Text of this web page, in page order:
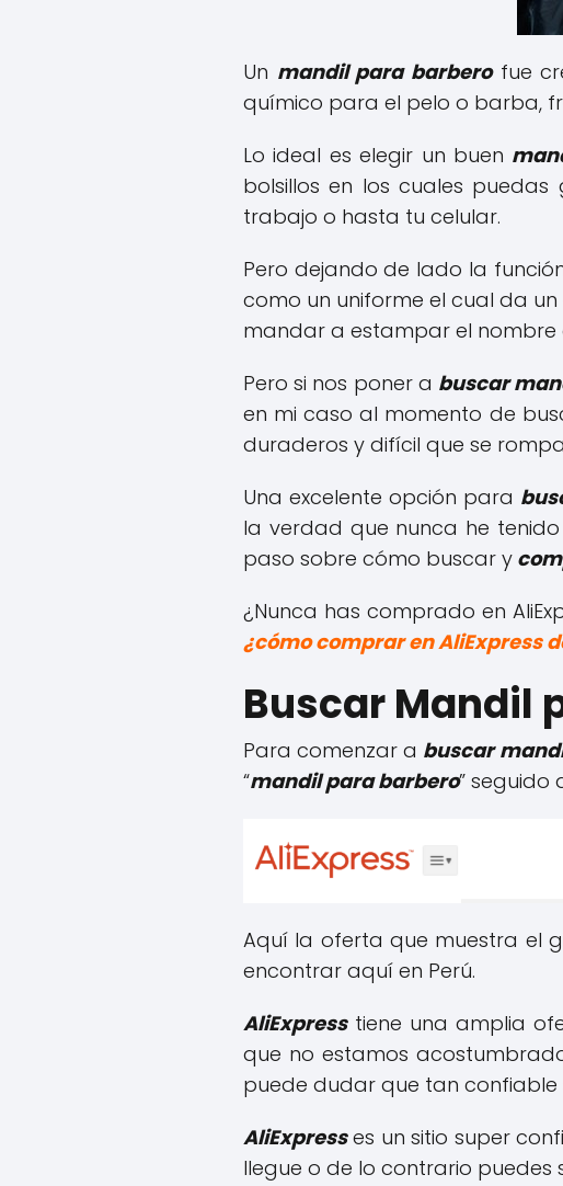
Un mandil para barberofue
químico para el pelo o barba,
Lo ideal es elegir un buen
bolsillos en los cuales
trabajo o hasta tu celular.
Pero dejando de lado la
como un uniforme el cual da
mandar a estampar el
Pero si nos poner a buscar
en mi caso al momento de
duraderos y difícil que se
Una excelente opción para
la verdad que nunca he
paso sobre cómo buscar y
¿Nunca has comprado en
¿cómo comprar en AliExpress
Buscar Mandil
Para comenzar a buscar
“mandil para barbero” seguido
Aquí la oferta que muestra el
encontrar aquí en Perú.
AliExpresstiene una amplia
que no estamos
puede dudar que tan confiable
AliExpresses un sitio super
llegue o de lo contrario puedes